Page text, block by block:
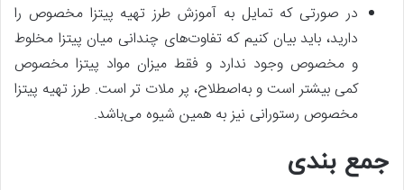
در صورتی که تمایل به آموزش طرز تهیه پیتزا مخصوص را
دارید، باید بیان کنیم که تفاوت‌های چندانی میان پیتزا مخلوط
و مخصوص وجود ندارد و فقط میزان مواد پیتزا مخصوص
کمی بیشتر است و به‌اصطلاح، پر ملات تر است. طرز تهیه پیتزا
مخصوص رستورانی نیز به همین شیوه می‌باشد.
جمع بندی